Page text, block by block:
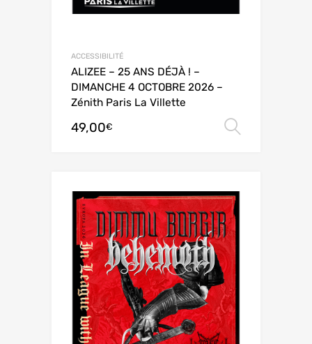
ACCESSIBILITÉ
ALIZEE – 25 ANS DÉJÀ ! –
DIMANCHE 4 OCTOBRE 2026 –
Zénith Paris La Villette
49,00€